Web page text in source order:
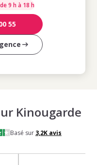
9 h à 18 h
55
Kinougarde
Basé sur 3,2Kavis